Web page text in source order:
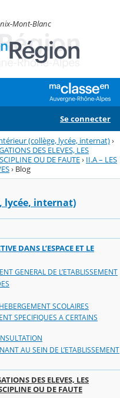
Mont-Blanc
Se connecter
(collège, lycée, internat)›
DES ELEVES, LES
OU DE FAUTE› II.A – LES
› Blog
lycée, internat)
DANS L’ESPACE ET LE
GENERAL DE L’ETABLISSEMENT
SCOLAIRES
SPECIFIQUES A CERTAINS
AU SEIN DE L’ETABLISSEMENT
DES ELEVES, LES
OU DE FAUTE